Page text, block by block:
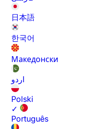
日本語
한국어
Македонски
اردو
Polski
✓
Português